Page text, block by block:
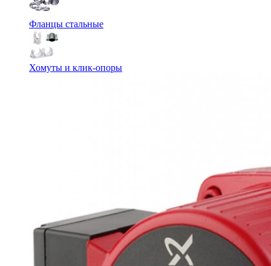
Фланцы стальные
Хомуты и клик-опоры